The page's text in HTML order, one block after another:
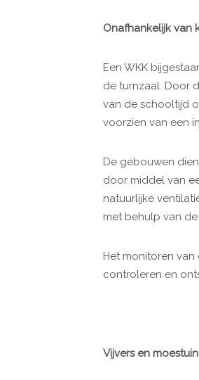
Onafhankelijk van
Een WKK
de turnzaal. Door
van de schooltijd
voorzien van een
De gebouwen
door middel van
natuurlijke
met behulp van
Het monitoren
controleren en
Vijvers en